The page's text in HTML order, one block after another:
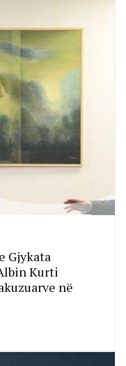
Gjykata
Kurti
në